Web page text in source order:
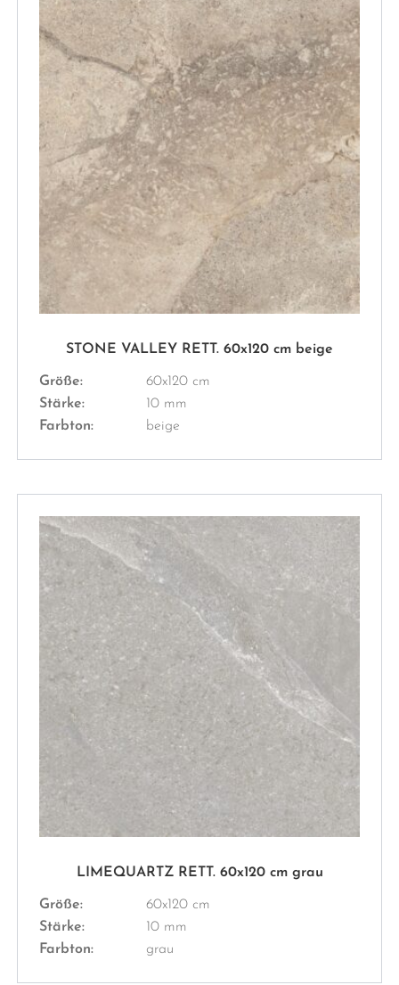
STONE VALLEY RETT. 60x120 cm beige
Größe:
60x120 cm
Stärke:
10 mm
Farbton:
beige
LIMEQUARTZ RETT. 60x120 cm grau
Größe:
60x120 cm
Stärke:
10 mm
Farbton:
grau